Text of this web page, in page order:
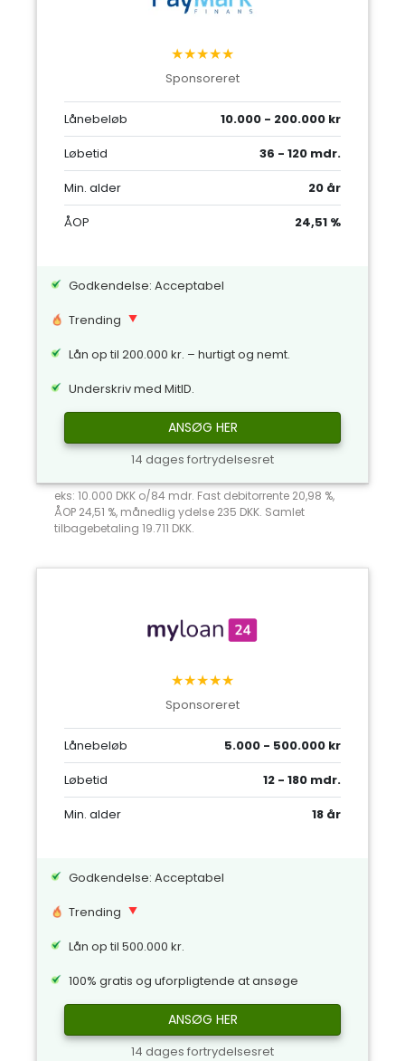
★★★★★
Sponsoreret
Lånebeløb
10.000 - 200.000 kr
Løbetid
36 - 120 mdr.
Min. alder
20 år
ÅOP
24,51 %
Godkendelse: Acceptabel
Trending
Lån op til 200.000 kr. – hurtigt og nemt.
Underskriv med MitID.
ANSØG HER
14 dages fortrydelsesret
eks: 10.000 DKK o/84 mdr. Fast debitorrente 20,98 %,
ÅOP 24,51 %, månedlig ydelse 235 DKK. Samlet
tilbagebetaling 19.711 DKK.
★★★★★
Sponsoreret
Lånebeløb
5.000 - 500.000 kr
Løbetid
12 - 180 mdr.
Min. alder
18 år
Godkendelse: Acceptabel
Trending
Lån op til 500.000 kr.
100% gratis og uforpligtende at ansøge
ANSØG HER
14 dages fortrydelsesret